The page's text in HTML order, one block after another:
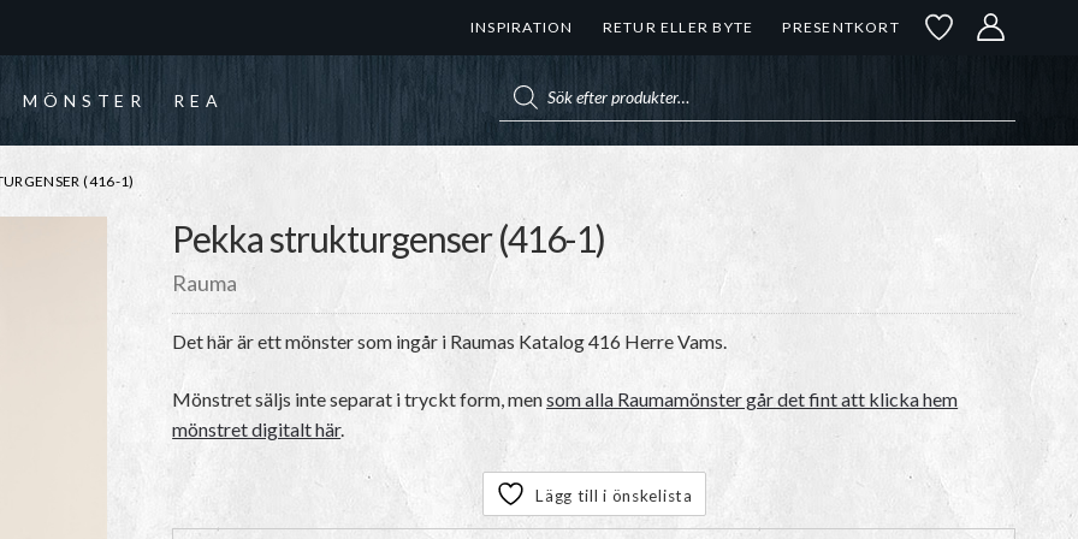
INSPIRATION RETUR ELLER BYTE PRESENTKORT
MÖNSTER REA
(416-1)
Pekka strukturgenser (416-1)
Rauma
Det här är ett mönster som ingår i Raumas Katalog 416 Herre Vams.
Mönstret säljs inte separat i tryckt form, mensom alla Raumamönster går det fint att klicka hem
mönstret digitalt här.
Lägg till i önskelista